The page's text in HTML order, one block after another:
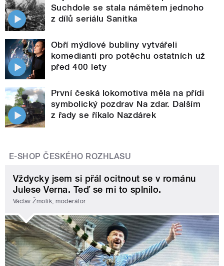
Suchdole se stala námětem jednoho
z dílů seriálu Sanitka
Obří mýdlové bubliny vytvářeli
komedianti pro potěchu ostatních už
před 400 lety
První česká lokomotiva měla na přídi
symbolický pozdrav Na zdar. Dalším
z řady se říkalo Nazdárek
E-SHOP ČESKÉHO ROZHLASU
Vždycky jsem si přál ocitnout se v románu
Julese Verna. Teď se mi to splnilo.
Václav Žmolík, moderátor